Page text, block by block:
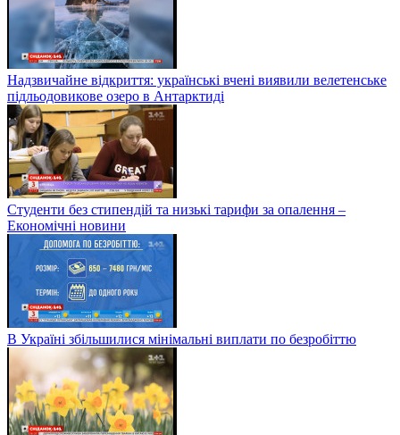
Надзвичайне відкриття: українські вчені виявили велетенське
підльодовикове озеро в Антарктиді
Студенти без стипендій та низькі тарифи за опалення –
Економічні новини
В Україні збільшилися мінімальні виплати по безробіттю